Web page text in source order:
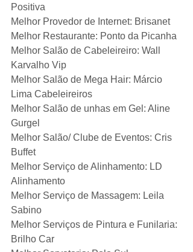
Positiva
Melhor Provedor de Internet: Brisanet
Melhor Restaurante: Ponto da Picanha
Melhor Salão de Cabeleireiro: Wall
Karvalho Vip
Melhor Salão de Mega Hair: Márcio
Lima Cabeleireiros
Melhor Salão de unhas em Gel: Aline
Gurgel
Melhor Salão/ Clube de Eventos: Cris
Buffet
Melhor Serviço de Alinhamento: LD
Alinhamento
Melhor Serviço de Massagem: Leila
Sabino
Melhor Serviços de Pintura e Funilaria:
Brilho Car